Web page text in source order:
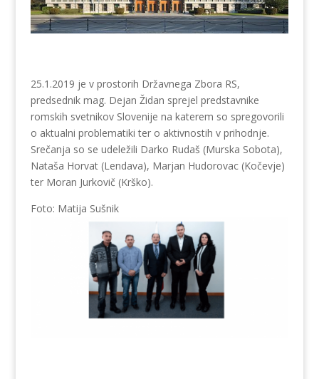
25.1.2019 je v prostorih Državnega Zbora RS,
predsednik mag. Dejan Židan sprejel predstavnike
romskih svetnikov Slovenije na katerem so spregovorili
o aktualni problematiki ter o aktivnostih v prihodnje.
Srečanja so se udeležili Darko Rudaš (Murska Sobota),
Nataša Horvat (Lendava), Marjan Hudorovac (Kočevje)
ter Moran Jurkovič (Krško).
Foto: Matija Sušnik